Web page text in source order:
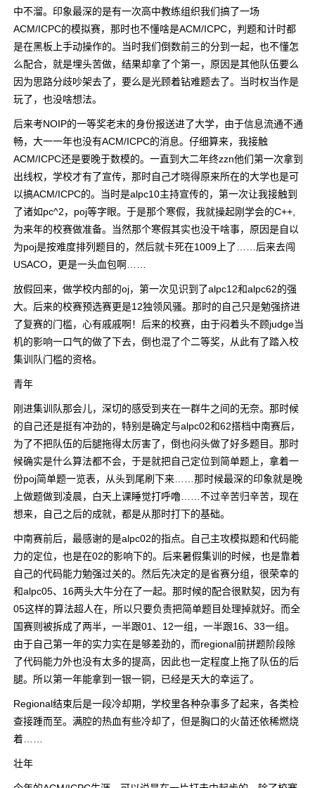
中不溜。印象最深的是有一次高中教练组织我们搞了一场
ACM/ICPC的模拟赛，那时也不懂啥是ACM/ICPC，判题和计时都
是在黑板上手动操作的。当时我们倒数前三的分到一起，也不懂怎
么配合，就是埋头苦做，结果却拿了个第一，原因是其他队伍要么
因为思路分歧吵架去了，要么是光顾着钻难题去了。当时权当作是
玩了，也没啥想法。
后来考NOIP的一等奖老末的身份报送进了大学，由于信息流通不通
畅，大一一年也没有ACM/ICPC的消息。仔细算来，我接触
ACM/ICPC还是要晚于数模的。一直到大二年终zzn他们第一次拿到
出线权，学校才有了宣传，那时自己才晓得原来所在的大学也是可
以搞ACM/ICPC的。当时是alpc10主持宣传的，第一次让我接触到
了诸如pc^2，poj等字眼。于是那个寒假，我就操起刚学会的C++,
为来年的校赛做准备。当然那个寒假其实也没干啥事，原因是自以
为poj是按难度排列题目的，然后就卡死在1009上了……后来去闯
USACO，更是一头血包啊……
放假回来，做学校内部的oj，第一次见识到了alpc12和alpc62的强
大。后来的校赛预选赛更是12独领风骚。那时的自己只是勉强挤进
了复赛的门槛，心有戚戚啊！后来的校赛，由于闷着头不顾judge当
机的影响一口气的做了下去，倒也混了个二等奖，从此有了踏入校
集训队门槛的资格。
青年
刚进集训队那会儿，深切的感受到夹在一群牛之间的无奈。那时候
的自己还是挺有冲劲的，特别是确定与alpc02和62搭档中南赛后，
为了不把队伍的后腿拖得太厉害了，倒也闷头做了好多题目。那时
候确实是什么算法都不会，于是就把自己定位到简单题上，拿着一
份poj简单题一览表，从头到尾刷下来……那时候最深的印象就是晚
上做题做到凌晨，白天上课睡觉打呼噜……不过辛苦归辛苦，现在
想来，自己之后的成就，都是从那时打下的基础。
中南赛前后，最感谢的是alpc02的指点。自己主攻模拟题和代码能
力的定位，也是在02的影响下的。后来暑假集训的时候，也是靠着
自己的代码能力勉强过关的。然后先决定的是省赛分组，很荣幸的
和alpc05、16两头大牛分在了一起。那时候的配合很默契，因为有
05这样的算法超人在，所以只要负责把简单题目处理掉就好。而全
国赛则被拆成了两半，一半跟01、12一组，一半跟16、33一组。
由于自己第一年的实力实在是够差劲的，而regional前拼题阶段除
了代码能力外也没有太多的提高，因此也一定程度上拖了队伍的后
腿。所以第一年能拿到一银一铜，已经是天大的幸运了。
Regional结束后是一段冷却期，学校里各种杂事多了起来，各类检
查接踵而至。满腔的热血有些冷却了，但是胸口的火苗还依稀燃烧
着……
壮年